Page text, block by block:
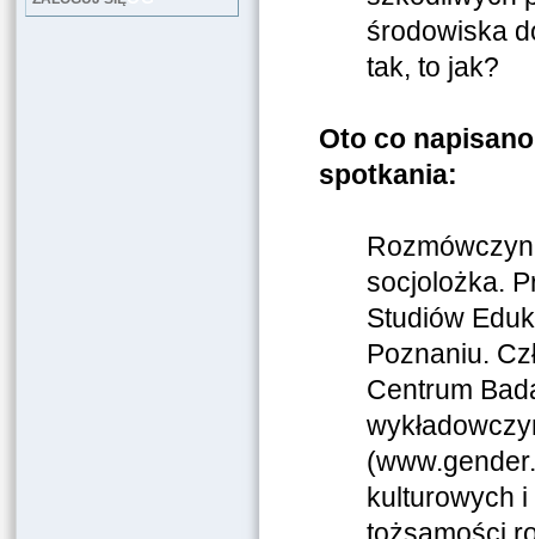
środowiska
tak, to jak?
Oto co
spotkania:
socjolożka.
Studiów
Poznaniu.
Centrum
kulturowych i